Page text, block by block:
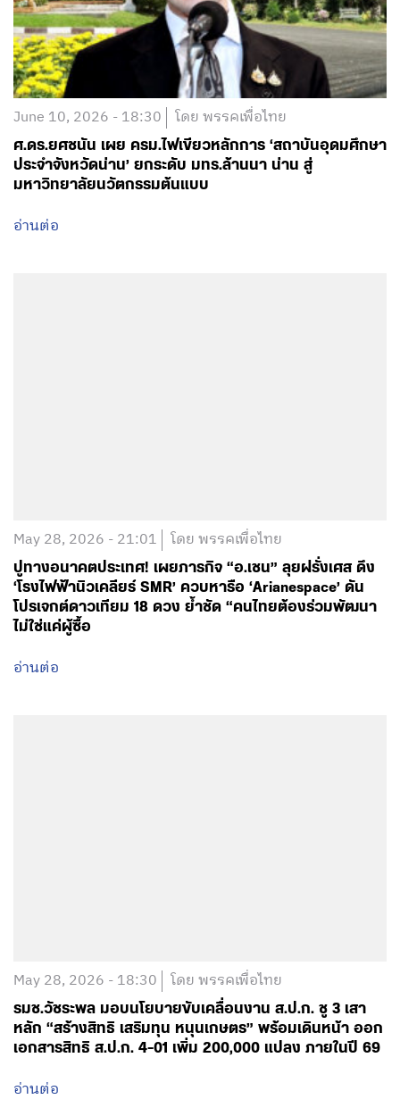
June 10, 2026 - 18:30 โดย พรรคเพื่อไทย
ศ.ดร.ยศชนัน เผย ครม.ไฟเขียวหลักการ ‘สถาบันอุดมศึกษา
ประจำจังหวัดน่าน’ ยกระดับ มทร.ล้านนา น่าน สู่
มหาวิทยาลัยนวัตกรรมต้นแบบ
อ่านต่อ
May 28, 2026 - 21:01 โดย พรรคเพื่อไทย
ปูทางอนาคตประเทศ! เผยภารกิจ “อ.เชน” ลุยฝรั่งเศส ดึง
‘โรงไฟฟ้านิวเคลียร์ SMR’ ควบหารือ ‘Arianespace’ ดัน
โปรเจกต์ดาวเทียม 18 ดวง ย้ำชัด “คนไทยต้องร่วมพัฒนา
ไม่ใช่แค่ผู้ซื้อ
อ่านต่อ
May 28, 2026 - 18:30 โดย พรรคเพื่อไทย
รมช.วัชระพล มอบนโยบายขับเคลื่อนงาน ส.ป.ก. ชู 3 เสา
หลัก “สร้างสิทธิ เสริมทุน หนุนเกษตร” พร้อมเดินหน้า ออก
เอกสารสิทธิ ส.ป.ก. 4-01 เพิ่ม 200,000 แปลง ภายในปี 69
อ่านต่อ